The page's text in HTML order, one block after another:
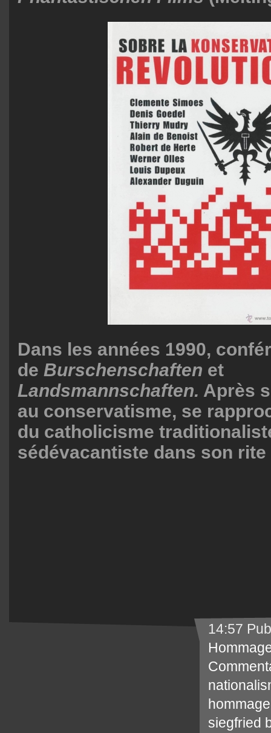
Dans les années 1990,
de Burschenschaften et
Landsmannschaften. Après
au conservatisme, se
du catholicisme
sédévacantiste dans son
14:57
hommage
siegfried